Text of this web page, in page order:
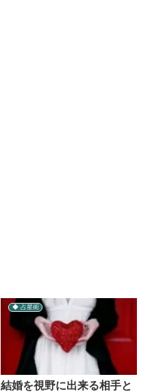
◆ 占星術
結婚を視野に出来る相手と